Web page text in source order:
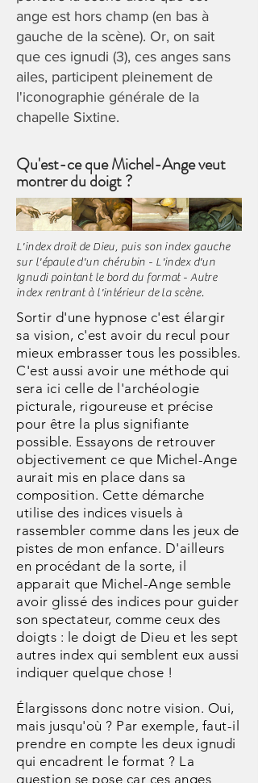
ange est hors champ (en bas à
gauche de la scène). Or, on sait
que ces ignudi (3), ces anges sans
ailes, participent pleinement de
l'iconographie générale de la
chapelle Sixtine.
Qu'est-ce que Michel-Ange veut
montrer du doigt ?
L'index droit de Dieu, puis son index gauche
sur l'épaule d'un chérubin - L'index d'un
Ignudi pointant le bord du format - Autre
index rentrant à l'intérieur de la scène.
Sortir d'une hypnose c'est élargir
sa vision, c'est avoir du recul pour
mieux embrasser tous les possibles.
C'est aussi avoir une méthode qui
sera ici celle de l'archéologie
picturale, rigoureuse et précise
pour être la plus signifiante
possible. Essayons de retrouver
objectivement ce que Michel-Ange
aurait mis en place dans sa
composition. Cette démarche
utilise des indices visuels à
rassembler comme dans les jeux de
pistes de mon enfance. D'ailleurs
en procédant de la sorte, il
apparait que Michel-Ange semble
avoir glissé des indices pour guider
son spectateur, comme ceux des
doigts : le doigt de Dieu et les sept
autres index qui semblent eux aussi
indiquer quelque chose !
Élargissons donc notre vision. Oui,
mais jusqu'où ? Par exemple, faut-il
prendre en compte les deux ignudi
qui encadrent le format ? La
question se pose car ces anges